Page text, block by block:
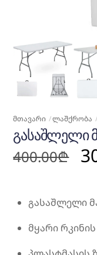
ᲛᲗᲐᲕᲐᲠᲘ ᲚᲐᲨᲥᲠᲝᲑᲐ
ᲒᲐᲡᲐᲨᲚᲔᲚᲘ
400.00₾
გასაშლელი
მყარი